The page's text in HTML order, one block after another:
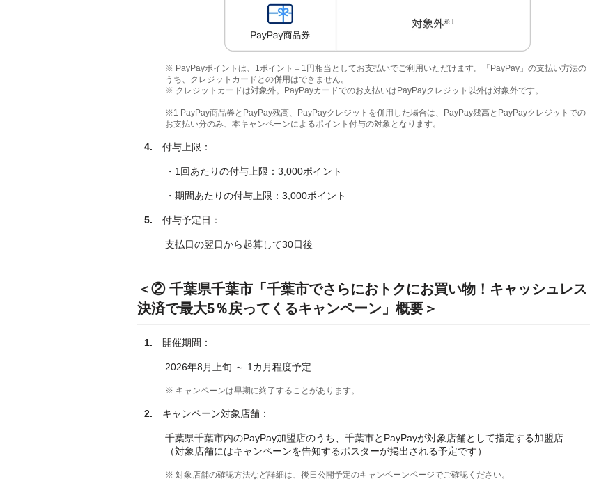
※ PayPayポイントは、1ポイント＝1円相当としてお支払いでご利用いただけます。「PayPay」の支払い方法の
うち、クレジットカードとの併用はできません。
※ クレジットカードは対象外。PayPayカードでのお支払いはPayPayクレジット以外は対象外です。
※1 PayPay商品券とPayPay残高、PayPayクレジットを併用した場合は、PayPay残高とPayPayクレジットでの
お支払い分のみ、本キャンペーンによるポイント付与の対象となります。
4. 付与上限：
・1回あたりの付与上限：3,000ポイント
・期間あたりの付与上限：3,000ポイント
5. 付与予定日：
支払日の翌日から起算して30日後
＜② 千葉県千葉市「千葉市でさらにおトクにお買い物！キャッシュレス
決済で最大5％戻ってくるキャンペーン」概要＞
1. 開催期間：
2026年8月上旬 ～ 1カ月程度予定
※ キャンペーンは早期に終了することがあります。
2. キャンペーン対象店舗：
千葉県千葉市内のPayPay加盟店のうち、千葉市とPayPayが対象店舗として指定する加盟店
（対象店舗にはキャンペーンを告知するポスターが掲出される予定です）
※ 対象店舗の確認方法など詳細は、後日公開予定のキャンペーンページでご確認ください。